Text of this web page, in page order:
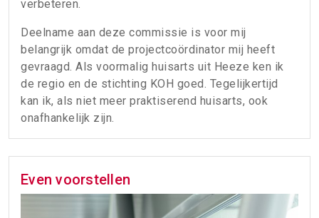
verbeteren.
Deelname aan deze commissie is voor mij
belangrijk omdat de projectcoördinator mij heeft
gevraagd. Als voormalig huisarts uit Heeze ken ik
de regio en de stichting KOH goed. Tegelijkertijd
kan ik, als niet meer praktiserend huisarts, ook
onafhankelijk zijn.
Even voorstellen